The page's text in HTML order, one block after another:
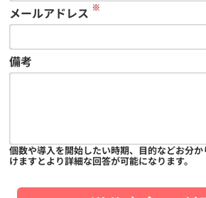
メールアドレス ※
備考
個数や導入を開始したい時期、目的などお分
けますとより詳細な回答が可能になります。